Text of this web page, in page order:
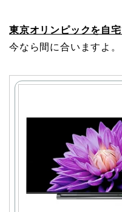
東京オリンピックを自
今なら間に合いますよ。